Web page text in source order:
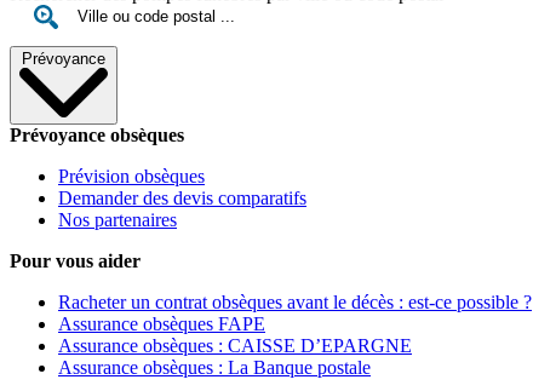
Prévoyance
Prévoyance obsèques
Prévision obsèques
Demander des devis comparatifs
Nos partenaires
Pour vous aider
Racheter un contrat obsèques avant le décès : est-ce possible ?
Assurance obsèques FAPE
Assurance obsèques : CAISSE D’EPARGNE
Assurance obsèques : La Banque postale